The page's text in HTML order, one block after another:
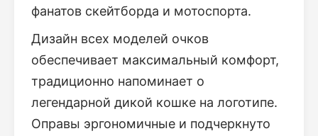
фанатов скейтборда и мотоспорта.
Дизайн всех моделей очков
обеспечивает максимальный комфорт,
традиционно напоминает о
легендарной дикой кошке на логотипе.
Оправы эргономичные и подчеркнуто